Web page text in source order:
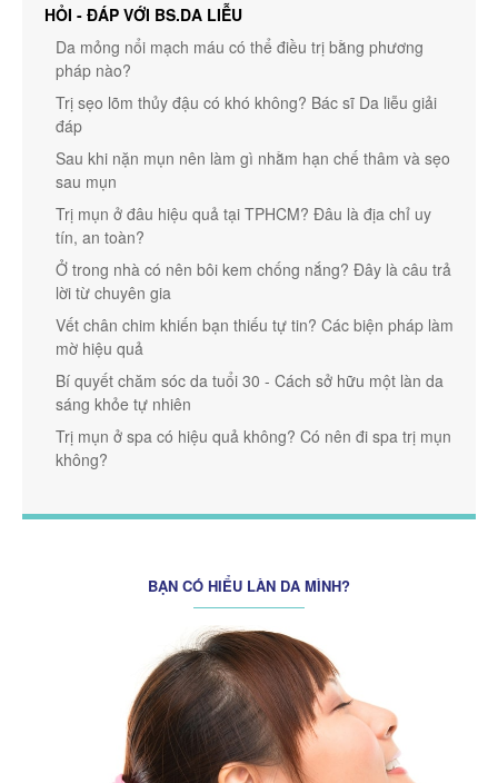
HỎI - ĐÁP VỚI BS.DA LIỄU
Da mỏng nổi mạch máu có thể điều trị bằng phương
pháp nào?
Trị sẹo lõm thủy đậu có khó không? Bác sĩ Da liễu giải
đáp
Sau khi nặn mụn nên làm gì nhằm hạn chế thâm và sẹo
sau mụn
Trị mụn ở đâu hiệu quả tại TPHCM? Đâu là địa chỉ uy
tín, an toàn?
Ở trong nhà có nên bôi kem chống nắng? Đây là câu trả
lời từ chuyên gia
Vết chân chim khiến bạn thiếu tự tin? Các biện pháp làm
mờ hiệu quả
Bí quyết chăm sóc da tuổi 30 - Cách sở hữu một làn da
sáng khỏe tự nhiên
Trị mụn ở spa có hiệu quả không? Có nên đi spa trị mụn
không?
BẠN CÓ HIỂU LÀN DA MÌNH?